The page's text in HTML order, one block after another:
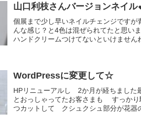
山口利枝さんバージョンネイ
個展まで少し早いネイルチェンジです
んな感じ？と4色は混ぜられてたと思い
ハンドクリームつけてないといけませ
WordPressに変更して☆
HPリニューアルし 2か月が経ちました
とおっしゃってたお客さまも すっか
つカットして クシュクシュ部分が花器